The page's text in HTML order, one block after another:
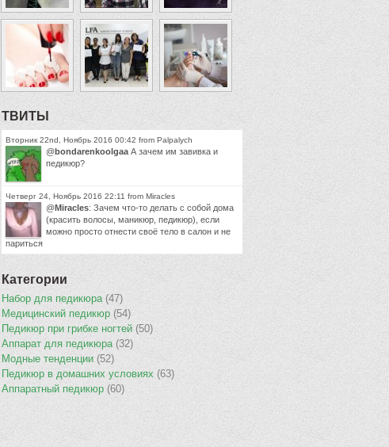
ТВИТЫ
Вторник 22nd, Ноябрь 2016 00:42 from Palpalych
@bondarenkoolgaaА зачем им завивка и
педикюр?
Четверг 24, Ноябрь 2016 22:11 from Miracles
@Miracles: Зачем что-то делать с собой дома
(красить волосы, маникюр, педикюр), если
можно просто отнести своё тело в салон и не
париться
Категории
Набор для педикюра (47)
Медицинский педикюр (54)
Педикюр при грибке ногтей (50)
Аппарат для педикюра (32)
Модные тенденции (52)
Педикюр в домашних условиях (63)
Аппаратный педикюр (60)